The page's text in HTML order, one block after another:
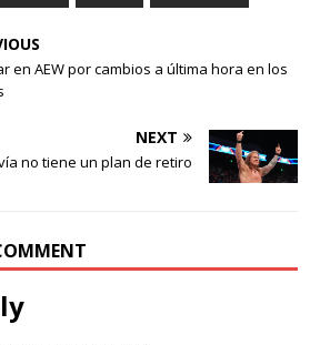
en AEW por cambios a última hora en los
NEXT
no tiene un plan de retiro